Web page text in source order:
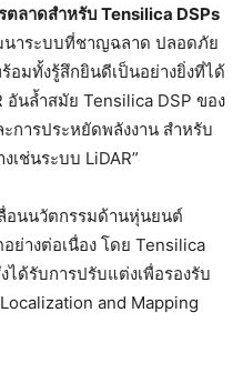
ลาดสำหรับ Tensilica DSPs
นาระบบที่ชาญฉลาด ปลอดภัย
อมทั้งรู้สึกยินดีเป็นอย่างยิ่งที่ได้
อันล้ำสมัย Tensilica DSP ของ
การประหยัดพลังงาน สำหรับ
ช่นระบบ LiDAR”
อนนวัตกรรมด้านหุ่นยนต์
ย่างต่อเนื่อง โดย Tensilica
ด้รับการปรับแต่งเพื่อรองรับ
and Mapping